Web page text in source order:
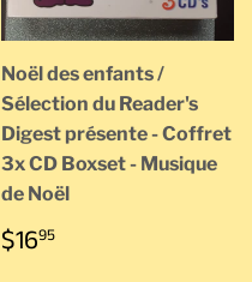
Noël des enfants /
Sélection du Reader's
Digest présente - Coffret
3x CD Boxset - Musique
de Noël
PRIX
RÉGULIER
$1695